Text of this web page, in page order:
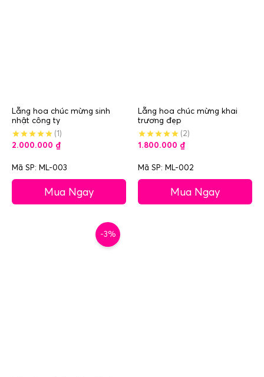
Lẵng hoa chúc mừng sinh
nhật công ty
(1)
2.000.000 ₫
Mã SP: ML-003
Mua Ngay
Lẵng hoa chúc mừng khai
trương đẹp
(2)
1.800.000 ₫
Mã SP: ML-002
Mua Ngay
-3%